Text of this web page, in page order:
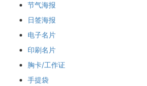
节气海报
日签海报
电子名片
印刷名片
胸卡/工作证
手提袋